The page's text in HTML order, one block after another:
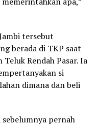
tersebut
berada di TKP saat
Rendah Pasar. Ia
si
dimana dan beli
pernah